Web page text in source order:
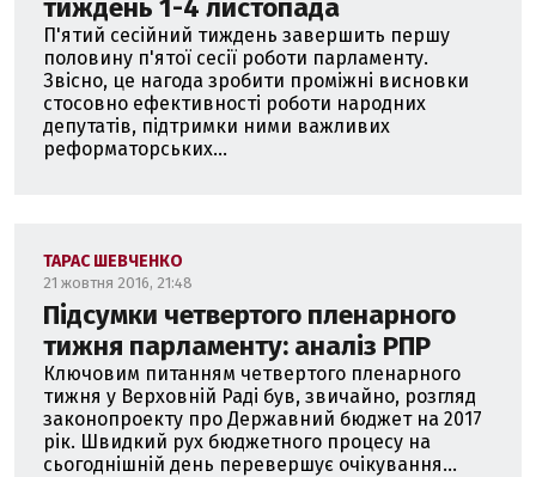
тиждень 1-4 листопада
П'ятий сесійний тиждень завершить першу
половину п'ятої сесії роботи парламенту.
Звісно, це нагода зробити проміжні висновки
стосовно ефективності роботи народних
депутатів, підтримки ними важливих
реформаторських...
ТАРАС ШЕВЧЕНКО
21 жовтня 2016, 21:48
Підсумки четвертого пленарного
тижня парламенту: аналіз РПР
Ключовим питанням четвертого пленарного
тижня у Верховній Раді був, звичайно, розгляд
законопроекту про Державний бюджет на 2017
рік. Швидкий рух бюджетного процесу на
сьогоднішній день перевершує очікування...